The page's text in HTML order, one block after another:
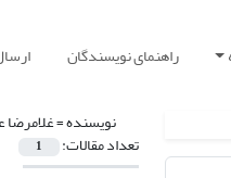
راهنمای نویسندگان
نویسنده =غلامرضا
تعداد مقالات: 1